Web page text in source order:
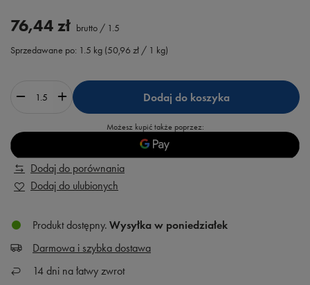
76,44 zł brutto / 1.5
Sprzedawane po: 1.5 kg (50,96 zł / 1 kg)
Dodaj do koszyka
Możesz kupić także poprzez:
Dodaj do porównania
Dodaj do ulubionych
Produkt dostępny Wysyłka w poniedziałek
Darmowa i szybka dostawa
14 dni na łatwy zwrot